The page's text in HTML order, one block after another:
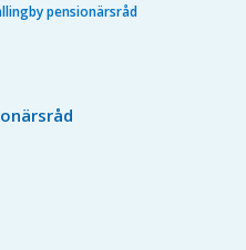
pensionärsråd